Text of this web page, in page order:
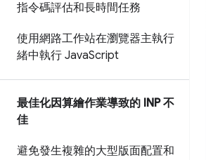
指令碼評估和長時間任務
使用網路工作站在瀏覽器主執行
緒中執行 JavaScript
最佳化因算繪作業導致的 INP 不
佳
避免發生複雜的大型版面配置和